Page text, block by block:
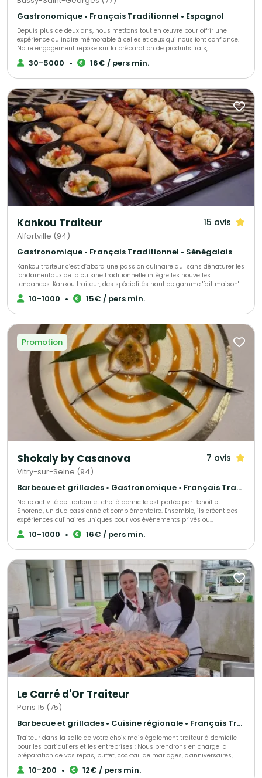
Gastronomique • Français Traditionnel • Espagnol
Depuis plus de deux ans, nous mettons tout en œuvre pour offrir une
expérience culinaire mémorable à celles et ceux qui nous font confiance.
Notre engagement repose sur la préparation de produits frais,
majoritairement sélectionnés auprès de producteurs locaux, afin de
garantir une qualité irréprochable. En tant que traiteur pour particuliers et
30-5000 • 16€ / pers min.
Kankou Traiteur 15 avis
Alfortville (94)
Gastronomique • Français Traditionnel • Sénégalais
Kankou traiteur c’est d’abord une passion culinaire qui sans dénaturer les
fondamentaux de la cuisine traditionnelle intègre les nouvelles
tendances. Kankou traiteur, des spécialités haut de gamme 'fait maison' à
base de produit frais! Nous mettons un accent particulier sur la qualité
gustative, maniant à merveille le juste équilibre des herbes, épices et
prestations peuvent parfaitement répondre à la dimension multiculturelle
de certains événements. Avec nos 15 ans d’expérience, Kankou traiteur est
une référence en termes de fiabilité. Garant d'un véritable savoir faire,
nous sommes le prestataire de tous vos événements. Nous choisir, c’est
l’assurance d’avoir la prestation conforme à ce qui a été décidé
préalablement et donc d’envisager votre événement avec sérénité.
Professionnelle et passionnée, notre équipe à pour objectif de faire de
votre événement une exaltation des sens par un festival de couleurs et de
saveurs.
10-1000 • 15€ / pers min.
Promotion
Shokaly by Casanova 7 avis
Vitry-sur-Seine (94)
Barbecue et grillades • Gastronomique • Français Traditionnel
Notre activité de traiteur et chef à domicile est portée par Benoît et
Shorena, un duo passionné et complémentaire. Ensemble, ils créent des
expériences culinaires uniques pour vos événements privés ou
professionnels. Leur cuisine met à l’honneur des produits frais et de
saison, soigneusement sélectionnés pour garantir qualité et authenticité.
repas en un moment convivial et mémorable.
10-1000 • 16€ / pers min.
Le Carré d'Or Traiteur
Paris 15 (75)
Barbecue et grillades • Cuisine régionale • Français Traditionnel
Traiteur dans la salle de votre choix mais également traiteur à domicile
pour les particuliers et les entreprises : Nous prendrons en charge la
préparation de vos repas, buffet, cocktail de mariages, d'anniversaires,
d'entrepises, ou simplement une livraison de votre met à domicile, sur
votre lieu de travail ou de votre choix. Nous sélectionnons nos produits
10-200 • 12€ / pers min.